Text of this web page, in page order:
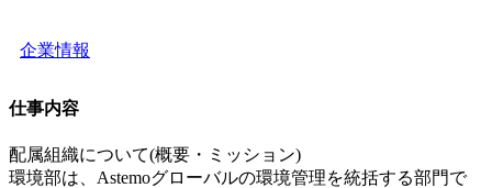
企業情報
仕事内容
配属組織について(概要・ミッション)
環境部は、Astemoグローバルの環境管理を統括する部門で